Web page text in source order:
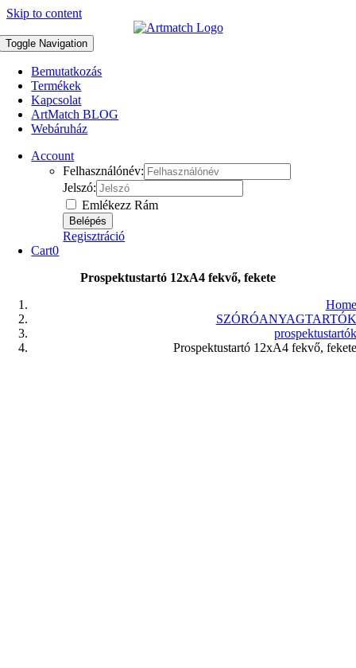
Skip to content
Toggle Navigation
Bemutatkozás
Termékek
Kapcsolat
ArtMatch BLOG
Webáruház
Account
Felhasználónév:
Jelszó:
Emlékezz Rám
Regisztráció
Cart0
Prospektustartó 12xA4 fekvő, fekete
Home
SZÓRÓANYAGTARTÓK
prospektustartók
Prospektustartó 12xA4 fekvő, fekete